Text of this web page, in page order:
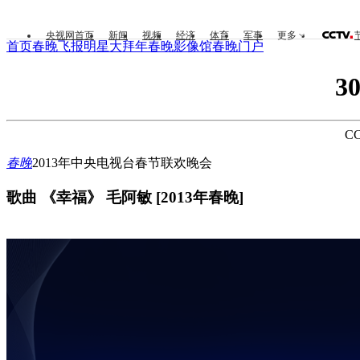
央视网首页 新闻 视频 经济 体育 军事 更多
首页春晚飞报明星大拜年春晚影像馆春晚门户
春晚2013年中央电视台春节联欢晚会
歌曲 《幸福》 毛阿敏 [2013年春晚]